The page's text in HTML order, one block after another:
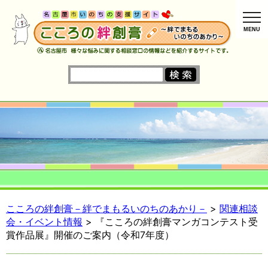
MENU
こころの絆創膏－絆でまもるいのちのあかり－ > 関連相談
会・イベント情報 > 『こころの絆創膏マンガコンテスト受
賞作品展』開催のご案内（令和7年度）